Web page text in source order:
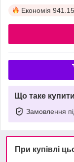
Економія
Що таке
Замовлення
При купівлі